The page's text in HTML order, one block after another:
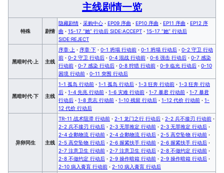
主线剧情一览
特殊 剧情
隐藏剧情 · 采购中心 · EP09 序曲 · EP10 序曲 · EP11 序曲 · EP12 序
曲 · 15-17 “她” 行动后 SIDE:ACCEPT · 15-17 “她” 行动后
SIDE:REJECT
黑暗时代·上 主线
序章·上 · 序章·下 · 0-1 坍塌 行动前 · 0-1 坍塌 行动后 · 0-2 守卫 行动
前 · 0-2 守卫 行动后 · 0-4 混战 行动前 · 0-6 强击 行动后 · 0-7 感染
行动前 · 0-7 感染 行动后 · 0-8 狩猎 行动前 · 0-9 临光 行动后 · 0-10
困境 行动前 · 0-11 突围 行动后
黑暗时代·下 主线
1-1 孤岛 行动前 · 1-1 孤岛 行动后 · 1-3 狂奔 行动前 · 1-3 狂奔 行动
后 · 1-4 先兆 行动前 · 1-6 灾难 行动前 · 1-7 暴君 行动前 · 1-7 暴君
行动后 · 1-8 意志 行动前 · 1-10 残留 行动后 · 1-12 代价 行动前 · 1-
12 代价 行动后
异卵同生 主线
TR-11 战术阻滞 行动前 · 2-1 龙门之行 行动后 · 2-2 兵不接刃 行动前 ·
2-2 兵不接刃 行动后 · 2-3 无罪推定 行动前 · 2-3 无罪推定 行动后 ·
2-4 企鹅物流 行动前 · 2-4 企鹅物流 行动后 · 2-5 高空坠物 行动前 ·
2-5 高空坠物 行动后 · 2-6 握紧扶手 行动前 · 2-6 握紧扶手 行动后 ·
2-7 注意卫生 行动前 · 2-7 注意卫生 行动后 · 2-8 不做约定 行动前 ·
2-8 不做约定 行动后 · 2-9 操作暗箱 行动前 · 2-9 操作暗箱 行动后 ·
2-10 病入膏肓 行动前 · 2-10 病入膏肓 行动后